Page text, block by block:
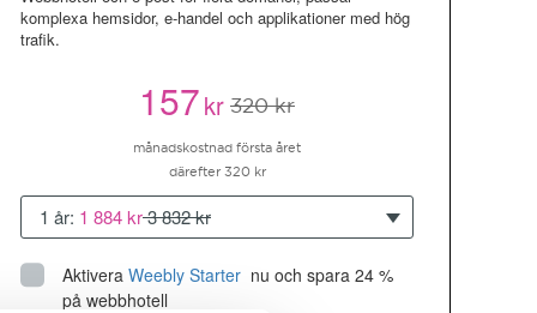
komplexa hemsidor, e-handel och applikationer med hög
trafik.
157kr 320 kr
månadskostnad första året
därefter 320 kr
1 år: 1 884 kr3 832 kr
Aktivera Weebly Starter nu och spara 24 %
på webbhotell